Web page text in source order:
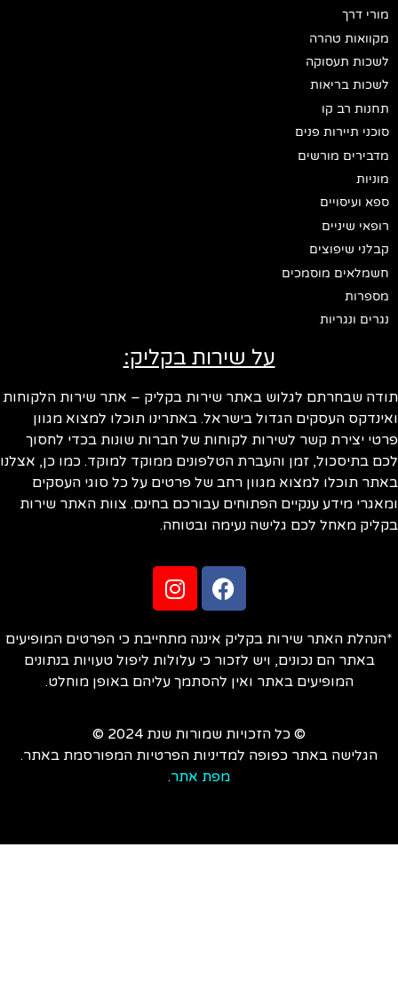
מורי דרך
מקוואות טהרה
לשכות תעסוקה
לשכות בריאות
תחנות רב קו
סוכני תיירות פנים
מדבירים מורשים
מוניות
ספא ועיסויים
רופאי שיניים
קבלני שיפוצים
חשמלאים מוסמכים
מספרות
נגרים ונגריות
על שירות בקליק:
שבחרתם לגלוש באתר שירות בקליק – אתר שירות הלקוחות
העסקים הגדול בישראל. באתרינו תוכלו למצוא מגוון
יצירת קשר לשירות לקוחות של חברות שונות בכדי לחסוך
בתיסכול, זמן והעברת הטלפונים ממוקד למוקד. כמו כן, אצלנו
תוכלו למצוא מגוון רחב של פרטים על כל סוגי העסקים
מידע ענקיים הפתוחים עבורכם בחינם. צוות האתר שירות
מאחל לכם גלישה נעימה ובטוחה.
האתר שירות בקליק איננה מתחייבת כי הפרטים המופיעים
באתר הם נכונים, ויש לזכור כי עלולות ליפול טעויות בנתונים
המופיעים באתר ואין להסתמך עליהם באופן מוחלט.
© כל הזכויות שמורות שנת 2024 ©
הגלישה באתר כפופה למדיניות הפרטיות המפורסמת באתר.
מפת אתר.